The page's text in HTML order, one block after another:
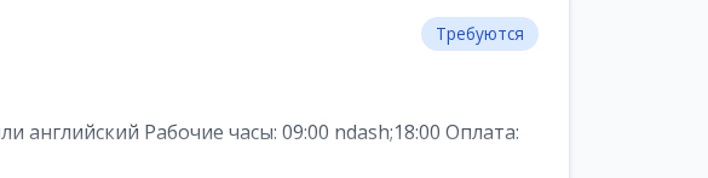
Требуются
Рабочие часы: 09:00 ndash;18:00 Оплата: